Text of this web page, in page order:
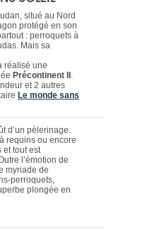
situé au Nord
protégé en son
: perroquets à
Mais sa
réalisé une
Précontinent II .
et 2 autres
Le monde sans
d’un pèlerinage.
requins ou encore
et tout est
l’émotion de
myriade de
perroquets,
plongée en